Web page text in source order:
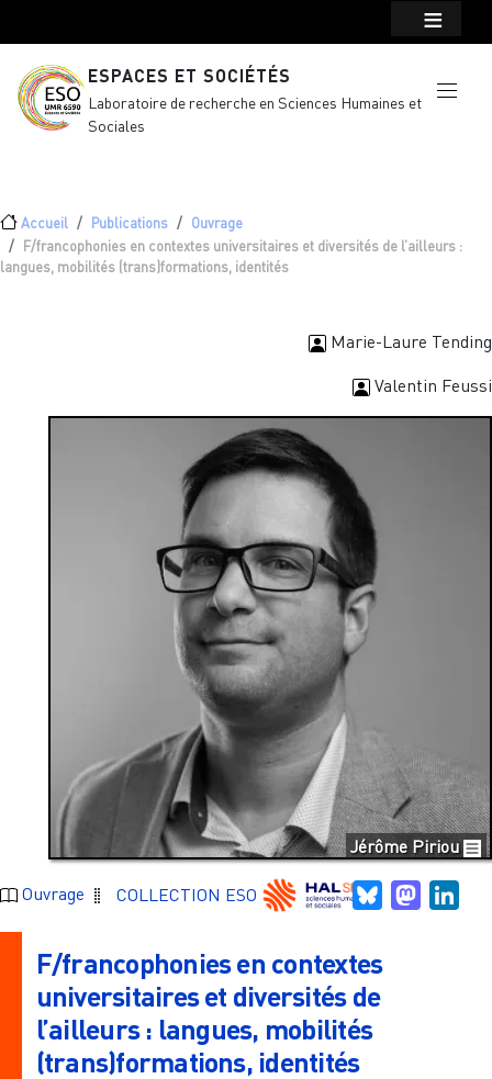
ESPACES ET SOCIÉTÉS
Laboratoire de recherche en Sciences Humaines et
Sociales
Fil d'Ariane
Accueil Publications
Ouvrage
F/francophonies en contextes universitaires et diversités de l’ailleurs :
langues, mobilités (trans)formations, identités
Marie-Laure Tending
Valentin Feussi
Jérôme Piriou
Ouvrage COLLECTION ESO Bluesky
F/francophonies en contextes
universitaires et diversités de
l’ailleurs : langues, mobilités
(trans)formations, identités